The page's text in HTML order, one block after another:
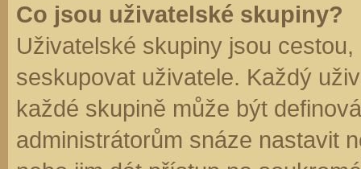
Co jsou uživatelské skupiny?
Uživatelské skupiny jsou
seskupovat uživatele. Každý
každé skupině může být
administrátorům snáze nastavit